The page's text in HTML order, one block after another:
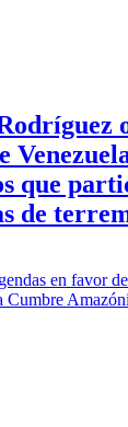
que
de
en favor
Cumbre